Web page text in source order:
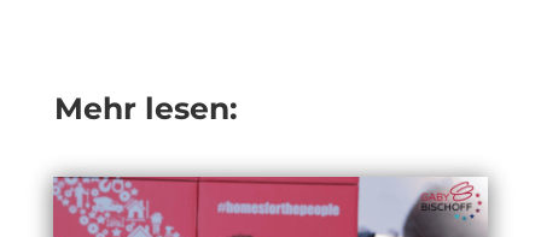
Mehr lesen: